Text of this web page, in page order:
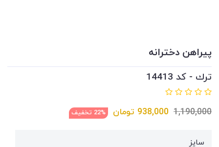
پيراهن دخترانه
ترك - کد 14413
1,190,000
938,000 تومان 22% تخفیف
سايز